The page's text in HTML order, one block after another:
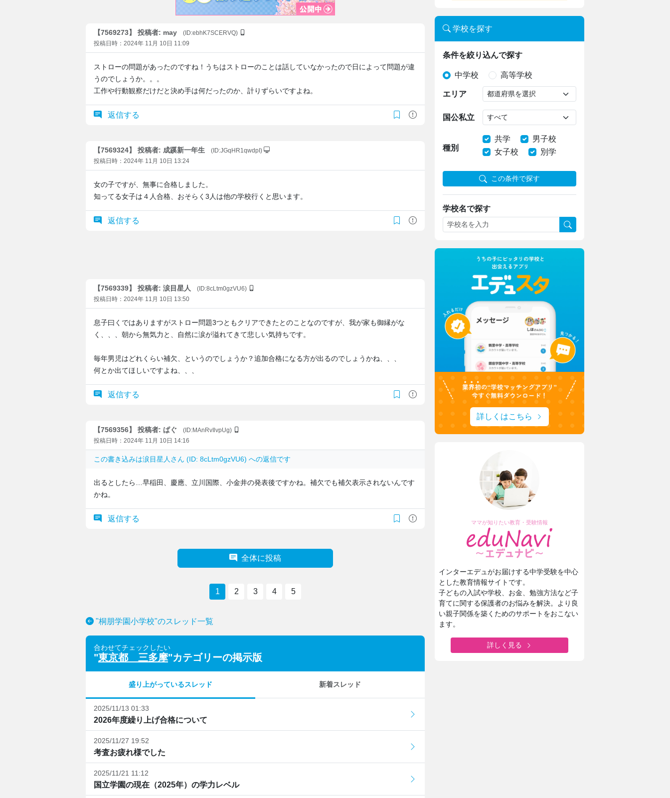
【7569273】 投稿者: may
(ID:ebhK7SCERVQ)
投稿日時：2024年 11月 10日 11:09
ストローの問題があったのですね！うちはストローのことは話していなかったので日によって問題が違
うのでしょうか。。。
工作や行動観察だけだと決め手は何だったのか、計りずらいですよね。
返信する
【7569324】 投稿者: 成蹊新一年生
(ID:JGqHR1qwdpI)
投稿日時：2024年 11月 10日 13:24
女の子ですが、無事に合格しました。
知ってる女子は４人合格、おそらく3人は他の学校行くと思います。
返信する
【7569339】 投稿者: 涙目星人
(ID:8cLtm0gzVU6)
投稿日時：2024年 11月 10日 13:50
息子曰くではありますがストロー問題3つともクリアできたとのことなのですが、我が家も御縁がな
く、、、朝から無気力と、自然に涙が溢れてきて悲しい気持ちです。
毎年男児はどれくらい補欠、というのでしょうか？追加合格になる方が出るのでしょうかね、、、
何とか出てほしいですよね、、、
返信する
【7569356】 投稿者: ぱぐ
(ID:MAnRvIlvpUg)
投稿日時：2024年 11月 10日 14:16
この書き込みは涙目星人 さん (ID: 8cLtm0gzVU6) への返信です
出るとしたら…早稲田、慶應、立川国際、小金井の発表後ですかね。補欠でも補欠表示されないんです
かね。
返信する
全体に投稿
1 2 3 4 5
"桐朋学園小学校"のスレッド一覧
合わせてチェックしたい
"東京都 三多摩"カテゴリーの掲示版
盛り上がっているスレッド 新着スレッド
2025/11/13 01:33
2026年度繰り上げ合格について
2025/11/27 19:52
考査お疲れ様でした
2025/11/21 11:12
国立学園の現在（2025年）の学力レベル
学校を探す
条件を絞り込んで探す
中学校 高等学校
エリア
国公私立
種別
共学
男子校
女子校
別学
この条件で探す
学校名で探す
詳しくはこちら
ママが知りたい教育・受験情報
インターエデュがお届けする中学受験を中心
とした教育情報サイトです。
子どもの入試や学校、お金、勉強方法など子
育てに関する保護者のお悩みを解決。より良
い親子関係を築くためのサポートをおこない
ます。
詳しく見る